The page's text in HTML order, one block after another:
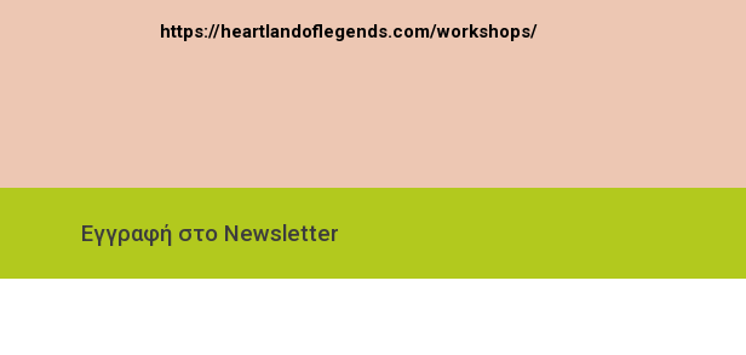
https://heartlandoflegends.com/workshops/
Εγγραφή στο Newsletter